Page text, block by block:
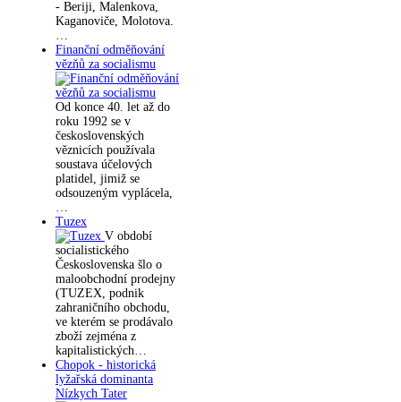
- Beriji, Malenkova,
Kaganoviče, Molotova.
…
Finanční odměňování
vězňů za socialismu
Od konce 40. let až do
roku 1992 se v
československých
věznicích používala
soustava účelových
platidel, jimiž se
odsouzeným vyplácela,
…
Tuzex
V období
socialistického
Československa šlo o
maloobchodní prodejny
(TUZEX, podnik
zahraničního obchodu,
ve kterém se prodávalo
zboží zejména z
kapitalistických…
Chopok - historická
lyžařská dominanta
Nízkych Tater